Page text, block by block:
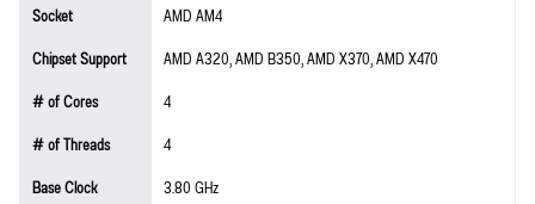
Socket
AMD AM4
Chipset Support
AMD A320, AMD B350, AMD X370, AMD X470
# of Cores
4
# of Threads
4
Base Clock
3.80 GHz